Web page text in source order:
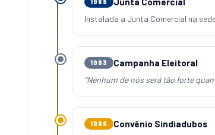
Instalada a Junta Comercial na
1993 Campanha Eleitoral
"Nenhum de nós será tão forte
1999 Convênio Sindiadubos